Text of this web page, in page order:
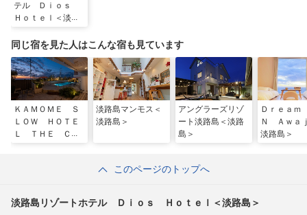
テル Ｄｉｏｓ
Ｈｏｔｅｌ＜淡路
同じ宿を見た人はこんな宿も見ています
ＫＡＭＯＭＥ Ｓ
ＬＯＷ ＨＯＴＥ
Ｌ ＴＨＥ ＣＯ
淡路島マンモス＜
淡路島＞
アングラーズリゾ
ート淡路島＜淡路
島＞
Ｄｒｅａ
Ｎ Ａｗａ
淡路島＞
このページのトップへ
淡路島リゾートホテル Ｄｉｏｓ Ｈｏｔｅｌ＜淡路島＞